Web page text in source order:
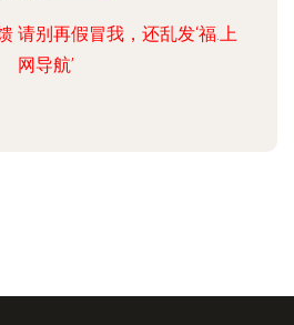
请别再假冒我，还乱发‘福.上
网导航’